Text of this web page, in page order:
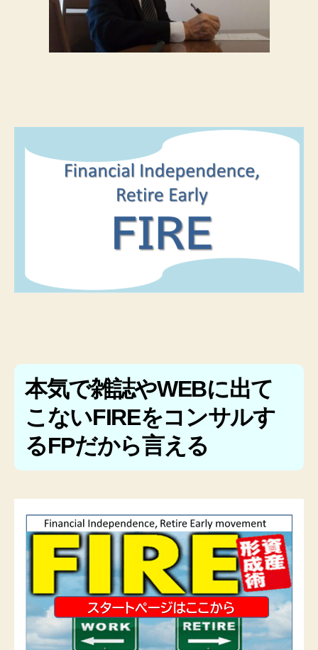
本気で雑誌やWEBに出て
こないFIREをコンサルす
るFPだから言える